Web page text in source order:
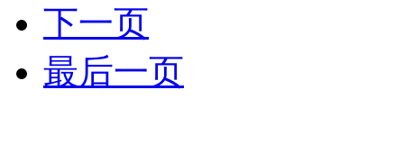
下一页
最后一页